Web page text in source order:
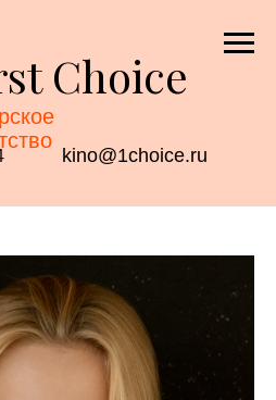
Choice
kino@1choice.ru